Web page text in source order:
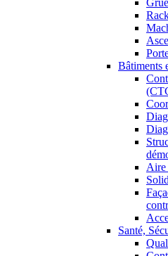
Bâtiments
Aire
Santé,